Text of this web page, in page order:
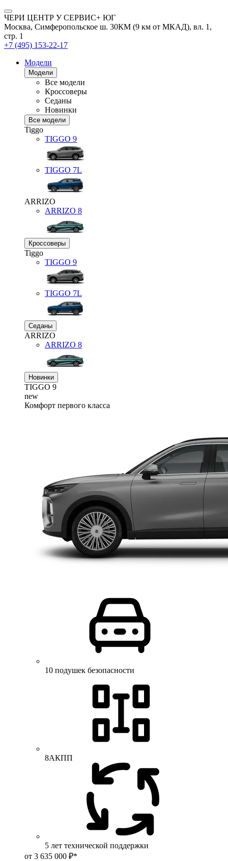
ЧЕРИ ЦЕНТР У СЕРВИС+ ЮГ
Москва, Симферопольское ш. 30КМ (9 км от МКАД), вл. 1,
стр. 1
+7 (495) 153-22-17
Модели
Модели
Все модели
Кроссоверы
Седаны
Новинки
Все модели
Tiggo
TIGGO 9
TIGGO 7L
ARRIZO
ARRIZO 8
Кроссоверы
Tiggo
TIGGO 9
TIGGO 7L
Седаны
ARRIZO
ARRIZO 8
Новинки
TIGGO 9
new
Комфорт первого класса
10 подушек безопасности
8АКПП
5 лет технической поддержки
от 3 635 000 ₽*